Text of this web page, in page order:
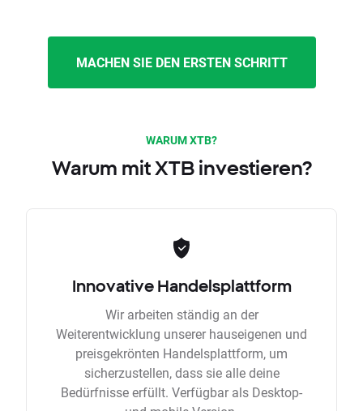
MACHEN SIE DEN ERSTEN SCHRITT
WARUM XTB?
Warum mit XTB investieren?
Innovative Handelsplattform
Wir arbeiten ständig an der
Weiterentwicklung unserer hauseigenen und
preisgekrönten Handelsplattform, um
sicherzustellen, dass sie alle deine
Bedürfnisse erfüllt. Verfügbar als Desktop-